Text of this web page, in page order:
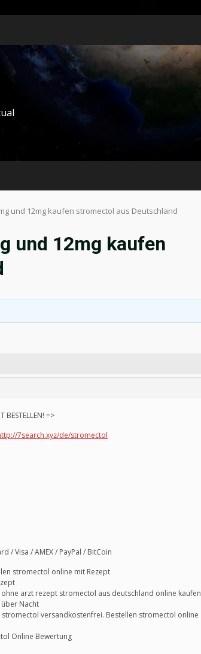
und 12mg kaufen stromectol aus Deutschland
und 12mg kaufen
BESTELLEN! =>
7search.xyz/de/stromectol
/ Visa / AMEX / PayPal / BitCoin
stromectol online mit Rezept
arzt rezept stromectol aus deutschland online kaufen
Nacht
versandkostenfrei. Bestellen stromectol online
Online Bewertung